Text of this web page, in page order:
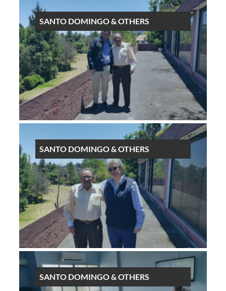
SANTO DOMINGO & OTHERS
SANTO DOMINGO & OTHERS
SANTO DOMINGO & OTHERS